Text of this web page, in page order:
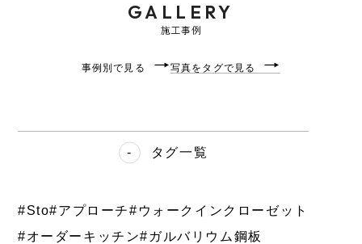
GALLERY
施工事例
事例別で見る 写真をタグで見る
タグ一覧
#Sto#アプローチ#ウォークインクローゼット
#オーダーキッチン#ガルバリウム鋼板